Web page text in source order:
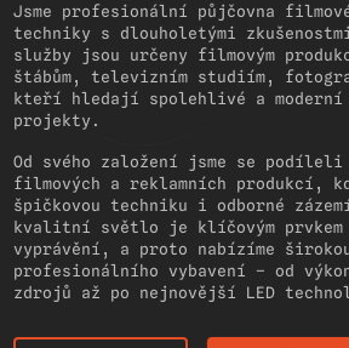
Jsme profesionální půjčovna
techniky s dlouholetými
služby jsou určeny filmovým
štábům, televizním studiím,
kteří hledají spolehlivé a moderní
projekty.
Od svého založení jsme se podíleli
filmových a reklamních produkcí,
špičkovou techniku i odborné
kvalitní světlo je klíčovým prvkem
vyprávění, a proto nabízíme
profesionálního vybavení – od
zdrojů až po nejnovější LED